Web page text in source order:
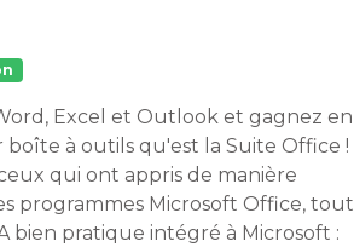
Excel et Outlook et gagnez en
à outils qu'est la Suite Office !
qui ont appris de manière
programmes Microsoft Office, tout
bien pratique intégré à Microsoft :